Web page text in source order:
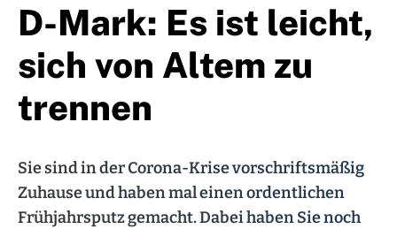
D-Mark: Es ist leicht,
sich von Altem zu
trennen
Sie sind in der Corona-Krise vorschriftsmäßig
Zuhause und haben mal einen ordentlichen
Frühjahrsputz gemacht. Dabei haben Sie noch